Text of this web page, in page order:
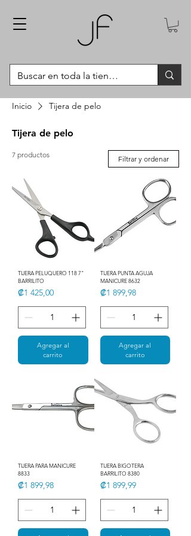
Inicio Tijera de pelo
Tijera de pelo
7 productos Filtrar y ordenar
TIJERA PELUQUERO 118 7"
BARRILITO
Precio
₡1 425,00
Agregar al
carrito
TIJERA PUNTA AGUJA
MANICURE 8632
Precio
₡1 899,98
Agregar al
carrito
TIJERA PARA MANICURE
8833
Precio
₡1 899,98
TIJERA BIGOTERA
BARRILITO 8380
Precio
₡1 899,99